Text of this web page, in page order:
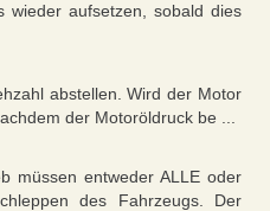
wieder aufsetzen, sobald dies
abstellen. Wird der Motor
der Motoröldruck be ...
müssen entweder ALLE oder
des Fahrzeugs. Der